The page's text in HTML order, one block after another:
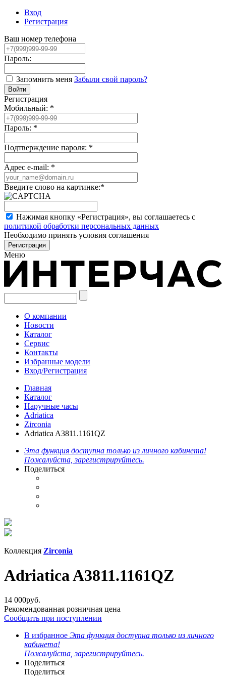
Вход
Регистрация
Ваш номер телефона
Пароль:
Запомнить меня Забыли свой пароль?
Регистрация
Мобильный: *
Пароль: *
Подтверждение пароля: *
Адрес e-mail: *
Введите слово на картинке:*
Нажимая кнопку «Регистрация», вы соглашаетесь с
политикой обработки персональных данных
Необходимо принять условия соглашения
Меню
О компании
Новости
Каталог
Сервис
Контакты
Избранные модели
Вход/Регистрация
Главная
Каталог
Наручные часы
Adriatica
Zirconia
Adriatica A3811.1161QZ
Эта функция доступна только из личного кабинета!
Пожалуйста, зарегистрируйтесь.
Поделиться
Коллекция Zirconia
Adriatica A3811.1161QZ
14 000руб.
Рекомендованная розничная цена
Сообщить при поступлении
В избранное Эта функция доступна только из личного
кабинета!
Пожалуйста, зарегистрируйтесь.
Поделиться
Поделиться